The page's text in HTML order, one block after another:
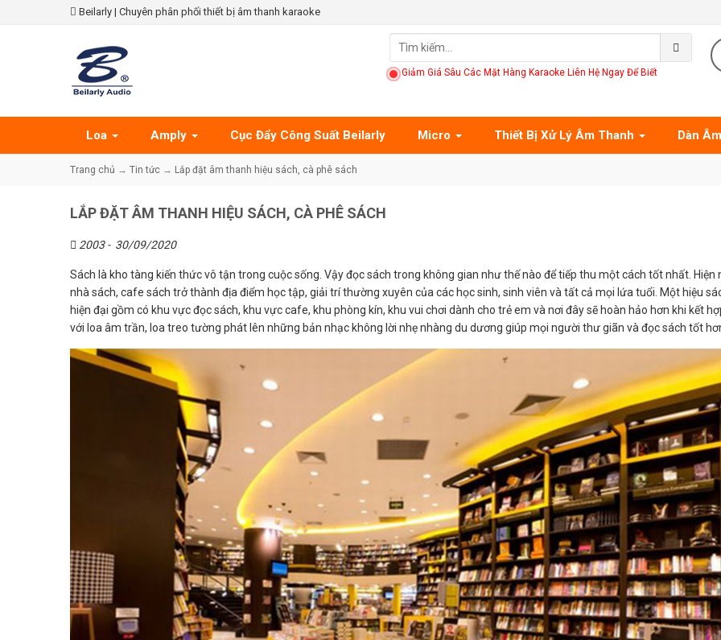
Beilarly | Chuyên phân phối thiết bị âm thanh karaoke
Giảm Giá Sâu Các Mặt Hàng Karaoke Liên Hệ Ngay Để Biết
Loa Amply Cục Đẩy Công Suất Beilarly Micro Thiết Bị Xử Lý Âm Thanh Dàn
Trang chủ → Tin tức → Lắp đặt âm thanh hiệu sách, cà phê sách
LẮP ĐẶT ÂM THANH HIỆU SÁCH, CÀ PHÊ SÁCH
2003 - 30/09/2020
Sách là kho tàng kiến thức vô tận trong cuộc sống. Vậy đọc sách trong không gian như thế nào để tiếp thu một cách tốt nhất. Hiện
nhà sách, cafe sách trở thành địa điểm học tập, giải trí thường xuyên của các học sinh, sinh viên và tất cả mọi lứa tuổi. Một hiệu
hiện đại gồm có khu vực đọc sách, khu vực cafe, khu phòng kín, khu vui chơi dành cho trẻ em và nơi đây sẽ hoàn hảo hơn khi kết
với loa âm trần, loa treo tường phát lên những bản nhạc không lời nhẹ nhàng du dương giúp mọi người thư giãn và đọc sách tốt